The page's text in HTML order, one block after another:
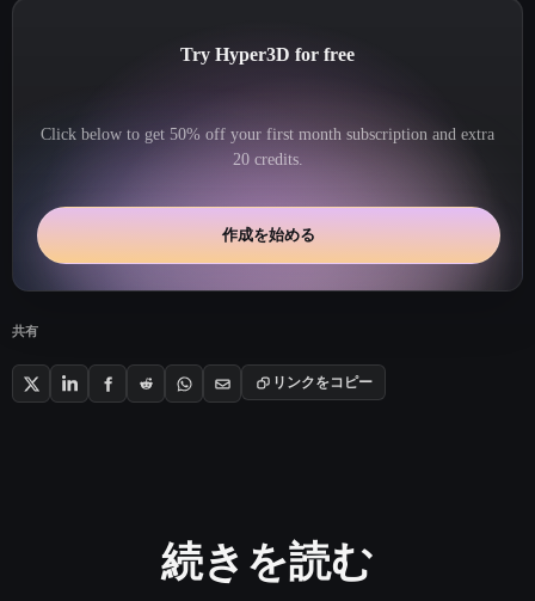
Try Hyper3D for free
Click below to get 50% off your first month subscription and extra
20 credits.
作成を始める
共有
リンクをコピー
続きを読む